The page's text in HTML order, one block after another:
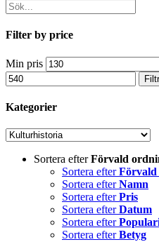
Filter by price
Min pris
Kategorier
Sortera efterFörvald
Sortera efter
Sortera efterNamn
Sortera efterPris
Sortera efterDatum
Sortera efter
Sortera efterBetyg